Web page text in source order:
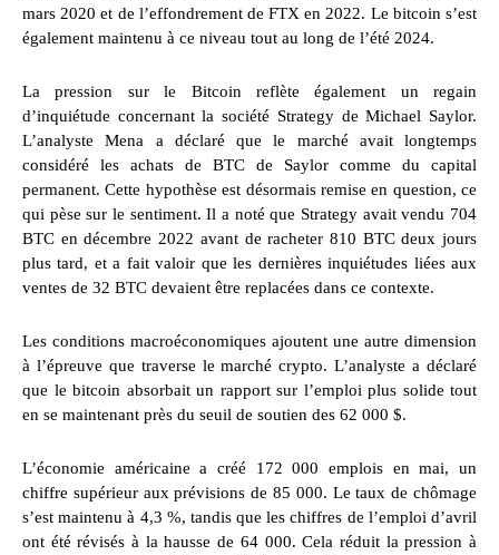
mars 2020 et de l’effondrement de FTX en 2022. Le bitcoin s’est
également maintenu à ce niveau tout au long de l’été 2024.
La pression sur le Bitcoin reflète également un regain
d’inquiétude concernant la société Strategy de Michael Saylor.
L’analyste Mena a déclaré que le marché avait longtemps
considéré les achats de BTC de Saylor comme du capital
permanent. Cette hypothèse est désormais remise en question, ce
qui pèse sur le sentiment. Il a noté que Strategy avait vendu 704
BTC en décembre 2022 avant de racheter 810 BTC deux jours
plus tard, et a fait valoir que les dernières inquiétudes liées aux
ventes de 32 BTC devaient être replacées dans ce contexte.
Les conditions macroéconomiques ajoutent une autre dimension
à l’épreuve que traverse le marché crypto. L’analyste a déclaré
que le bitcoin absorbait un rapport sur l’emploi plus solide tout
en se maintenant près du seuil de soutien des 62 000 $.
L’économie américaine a créé 172 000 emplois en mai, un
chiffre supérieur aux prévisions de 85 000. Le taux de chômage
s’est maintenu à 4,3 %, tandis que les chiffres de l’emploi d’avril
ont été révisés à la hausse de 64 000. Cela réduit la pression à